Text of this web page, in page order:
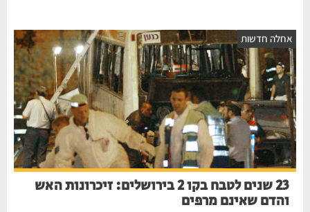
אחלה חדשות
23 שנים לטבח בקו 2 בירושלים: זיכרונות האש
והדם שאינם מרפים